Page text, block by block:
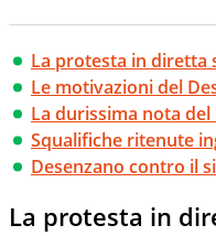
La protesta in diretta
Le motivazioni del
La durissima nota del
Squalifiche ritenute
Desenzano contro il
La protesta in